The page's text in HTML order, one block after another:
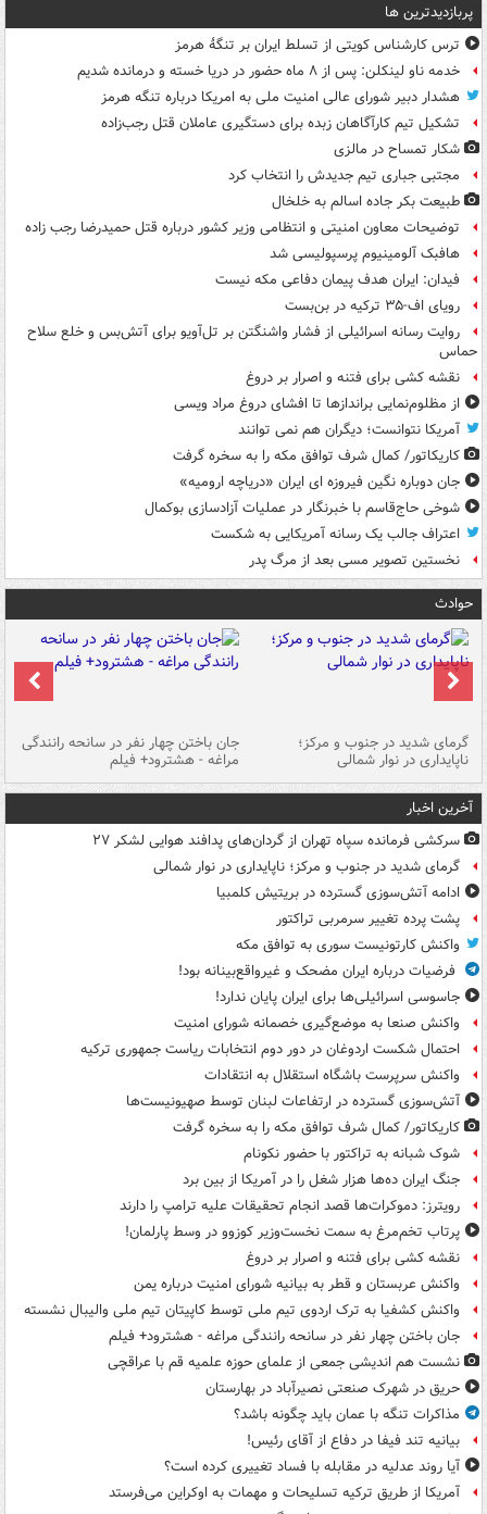
پربازدیدترین ها
ترس کارشناس کویتی از تسلط ایران بر تنگۀ هرمز
خدمه ناو لینکلن: پس از ۸ ماه حضور در دریا خسته و درمانده‌ شدیم
هشدار دبیر شورای عالی امنیت ملی به امریکا درباره تنگه هرمز
تشکیل تیم کارآگاهان زبده برای دستگیری عاملان قتل رجب‌زاده
شکار تمساح در مالزی
مجتبی جباری تیم جدیدش را انتخاب کرد
طبیعت بکر جاده اسالم به خلخال
توضیحات معاون امنیتی و انتظامی وزیر کشور درباره قتل حمیدرضا رجب زاده
هافبک آلومینیوم پرسپولیسی شد
فیدان: ایران هدف پیمان دفاعی مکه نیست
رویای اف-۳۵ ترکیه در بن‌بست
روایت رسانه اسرائیلی از فشار واشنگتن بر تل‌آویو برای آتش‌بس و خلع سلاح
حماس
نقشه کشی برای فتنه و اصرار بر دروغ
از مظلوم‌نمایی براندازها تا افشای دروغ مراد ویسی
آمریکا نتوانست؛ دیگران هم نمی توانند
کاریکاتور/ کمال شرف توافق مکه را به سخره گرفت
جان دوباره نگین فیروزه ای ایران «دریاچه ارومیه»
شوخی حاج‌قاسم با خبرنگار در عملیات آزادسازی بوکمال
اعتراف جالب یک رسانه آمریکایی به شکست
نخستین تصویر مسی بعد از مرگ پدر
حوادث
گرمای شدید در جنوب و مرکز؛
ناپایداری در نوار شمالی
جان باختن چهار نفر در سانحه رانندگی
مراغه - هشترود+ فیلم
آخرین اخبار
سرکشی فرمانده سپاه تهران از گردان‌های پدافند هوایی لشکر ۲۷
گرمای شدید در جنوب و مرکز؛ ناپایداری در نوار شمالی
ادامه آتش‌سوزی گسترده در بریتیش کلمبیا
پشت پرده تغییر سرمربی تراکتور
واکنش کارتونیست سوری به توافق مکه
فرضیات درباره ایران مضحک و غیرواقع‌بینانه بود!
جاسوسی اسرائیلی‌ها برای ایران پایان ندارد!
واکنش صنعا به موضع‌گیری خصمانه شورای امنیت
احتمال شکست اردوغان در دور دوم انتخابات ریاست جمهوری ترکیه
واکنش سرپرست باشگاه استقلال به انتقادات
آتش‌سوزی گسترده در ارتفاعات لبنان توسط صهیونیست‌ها
کاریکاتور/ کمال شرف توافق مکه را به سخره گرفت
شوک شبانه به تراکتور با حضور نکونام
جنگ ایران ده‌ها هزار شغل را در آمریکا از بین برد
رویترز: دموکرات‌ها قصد انجام تحقیقات علیه ترامپ را دارند
پرتاب تخم‌مرغ به سمت نخست‌وزیر کوزوو در وسط پارلمان!
نقشه کشی برای فتنه و اصرار بر دروغ
واکنش عربستان و قطر به بیانیه شورای امنیت درباره یمن
واکنش کشفیا به ترک اردوی تیم ملی توسط کاپیتان تیم ملی والیبال نشسته
جان باختن چهار نفر در سانحه رانندگی مراغه - هشترود+ فیلم
نشست هم اندیشی جمعی از علمای حوزه علمیه قم با عراقچی
حریق در شهرک صنعتی نصیرآباد در بهارستان
مذاکرات تنگه با عمان باید چگونه باشد؟
بیانیه تند فیفا در دفاع از آقای رئیس!
آیا روند عدلیه در مقابله با فساد تغییری کرده است؟
آمریکا از طریق ترکیه تسلیحات و مهمات به اوکراین می‌فرستد